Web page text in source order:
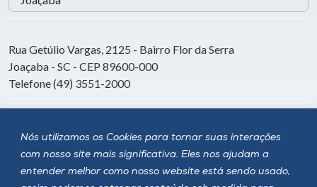
Nós utilizamos os Cookies para tornar suas interações
com nosso site mais significativa. Eles nos ajudam a
entender melhor como nosso website está sendo usado,
Rua Getúlio Vargas, 2125 - Bairro Flor da Serra
Joaçaba - SC - CEP 89600-000
Telefone (49) 3551-2000
Siga a Unoesc